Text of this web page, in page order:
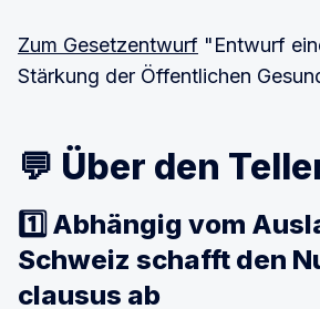
Zum Gesetzentwurf "Entwurf
Stärkung der Öffentlichen
💬 Über den
1️⃣ Abhängig vom
Schweiz schafft den
clausus ab